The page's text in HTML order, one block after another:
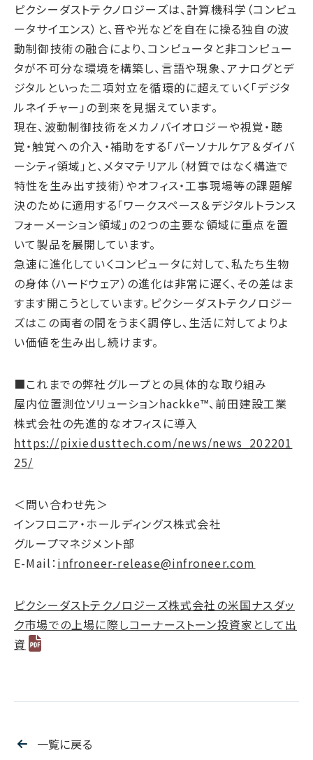
リスクマネジメント
情報セキュリティ
ガバナンスデータ
地球への配当
ESGデータ
サステナブルファイナンス
GRIスタンダード対照表
統合報告書ダウンロード
ピクシーダストテクノロジーズは、計算機科学（コンピュ
ータサイエンス）と、音や光などを自在に操る独自の波
動制御技術の融合により、コンピュータと非コンピュー
タが不可分な環境を構築し、言語や現象、アナログとデ
ジタルといった二項対立を循環的に超えていく「デジタ
ルネイチャー」の到来を見据えています。
現在、波動制御技術をメカノバイオロジーや視覚・聴
覚・触覚への介入・補助をする「パーソナルケア＆ダイバ
ーシティ領域」と、メタマテリアル（材質ではなく構造で
特性を生み出す技術）やオフィス・工事現場等の課題解
決のために適用する「ワークスペース＆デジタルトランス
フォーメーション領域」の2つの主要な領域に重点を置
いて製品を展開しています。
急速に進化していくコンピュータに対して、私たち生物
の身体（ハードウェア）の進化は非常に遅く、その差はま
すます開こうとしています。ピクシーダストテクノロジー
ズはこの両者の間をうまく調停し、生活に対してよりよ
い価値を生み出し続けます。
■これまでの弊社グループとの具体的な取り組み
屋内位置測位ソリューションhackke™、前田建設工業
株式会社の先進的なオフィスに導入
https://pixiedusttech.com/news/news_202201
25/
＜問い合わせ先＞
インフロニア・ホールディングス株式会社
グループマネジメント部
E-Mail：infroneer-release@infroneer.com
ピクシーダストテクノロジーズ株式会社の米国ナスダッ
ク市場での上場に際しコーナーストーン投資家として出
資
一覧に戻る